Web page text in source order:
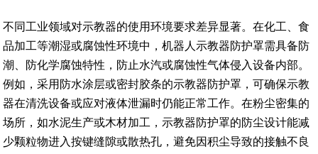
不同工业领域对示教器的使用环境要求差异显著。在化工、食
品加工等潮湿或腐蚀性环境中，机器人示教器防护罩需具备防
潮、防化学腐蚀特性，防止水汽或腐蚀性气体侵入设备内部。
例如，采用防水涂层或密封胶条的示教器防护罩，可确保示教
器在清洗设备或应对液体泄漏时仍能正常工作。在粉尘密集的
场所，如水泥生产或木材加工，示教器防护罩的防尘设计能减
少颗粒物进入按键缝隙或散热孔，避免因积尘导致的接触不良